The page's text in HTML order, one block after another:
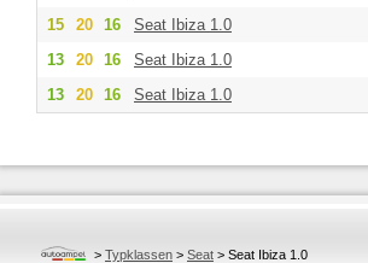
15
20 16 Seat Ibiza 1.0
13
20 16 Seat Ibiza 1.0
13
20 16 Seat Ibiza 1.0
> Typklassen > Seat > Seat Ibiza 1.0